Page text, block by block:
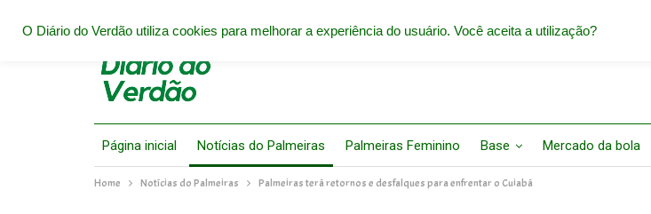
Página inicial Notícias do Palmeiras Palmeiras Feminino Base Mercado da bola
Home Notícias do Palmeiras Palmeiras terá retornos e desfalques para enfrentar o Cuiabá
O Diário do Verdão utiliza cookies para melhorar a experiência do usuário. Você aceita a utilização?